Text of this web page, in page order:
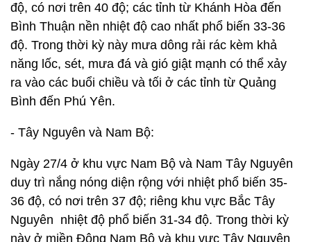
độ, có nơi trên 40 độ; các tỉnh từ Khánh Hòa đến
Bình Thuận nền nhiệt độ cao nhất phổ biến 33-36
độ. Trong thời kỳ này mưa dông rải rác kèm khả
năng lốc, sét, mưa đá và gió giật mạnh có thể xảy
ra vào các buổi chiều và tối ở các tỉnh từ Quảng
Bình đến Phú Yên.
- Tây Nguyên và Nam Bộ:
Ngày 27/4 ở khu vực Nam Bộ và Nam Tây Nguyên
duy trì nắng nóng diện rộng với nhiệt phổ biến 35-
36 độ, có nơi trên 37 độ; riêng khu vực Bắc Tây
Nguyên nhiệt độ phổ biến 31-34 độ. Trong thời kỳ
này ở miền Đông Nam Bộ và khu vực Tây Nguyên